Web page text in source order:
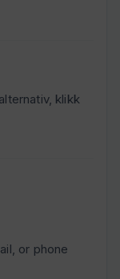
klikk
or phone